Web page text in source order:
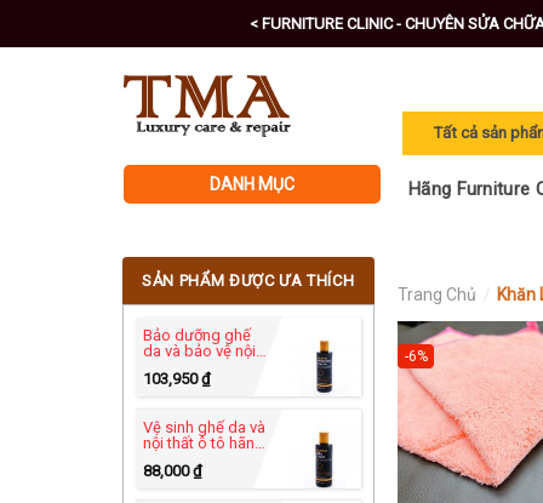
to
< FURNITURE CLINIC - CHUYÊN SỬA
DANH MỤC Hãng Furniture
SẢN PHẨM ĐƯỢC ƯA THÍCH
Bảo dưỡng ghế
da và bảo vệ nội
thất ô tô - Leather
Protection Cream
250ml
103,950₫
Vệ sinh ghế da và
nội thất ô tô hãng
Leather Ultra
Clean 250ml
88,000₫
Trang Chủ / Khăn
-6%